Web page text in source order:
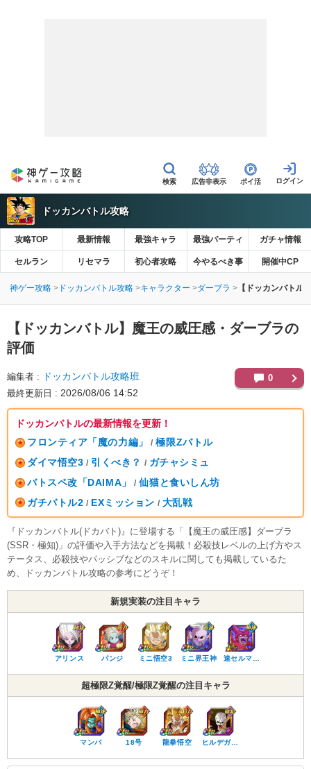
広告非表示 ポイ活
ドッカンバトル攻略
攻略TOP 最新情報 最強キャラ 最強パーティ ガチャ情報
セルラン リセマラ 初心者攻略 今やるべき事 開催中CP
神ゲー攻略 ドッカンバトル攻略 キャラクター ダーブラ 【ドッカンバトル
【ドッカンバトル】 魔王の威圧感・ダーブラの
評価
編集者 ドッカンバトル攻略班
最終更新日 2026/08/06 14:52
0
ドッカンバトルの最新情報を更新！
フロンティア「魔の力編」
/ 極限Zバトル
ダイマ悟空3 / 引くべき？ / ガチャシミュ
バトスペ改「DAIMA」
/ 仙猫と食いしん坊
ガチバトル2 / EXミッション / 大乱戦
『ドッカンバトル(ドカバト)』に登場する「【魔王の威圧感】ダーブラ
(SSR・極知)」の評価や入手方法などを掲載！必殺技レベルの上げ方やス
テータス、必殺技やパッシブなどのスキルに関しても掲載しているた
め、ドッカンバトル攻略の参考にどうぞ！
新規実装の注目キャラ
アリンス パンジ ミニ悟空3 ミニ界王神 速セルマ…
超極限Z覚醒/極限Z覚醒の注目キャラ
マンバ 18号 龍拳悟空 ヒルデガ…